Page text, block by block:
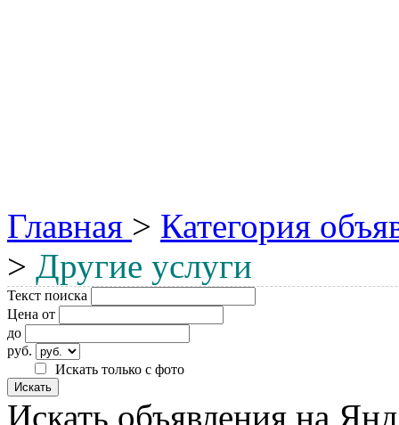
Главная > Категория
> Другие услуги
Текст поиска
Цена от
до
руб.
Искать только с фото
Искать объявления на